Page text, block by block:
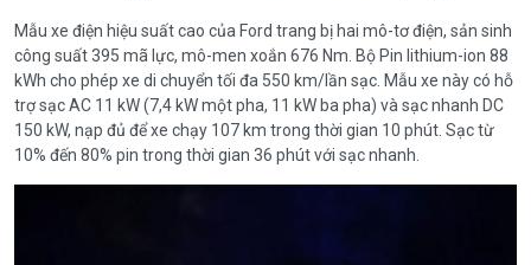
Mẫu xe điện hiệu suất cao của Ford trang bị hai mô-tơ điện, sản sinh
công suất 395 mã lực, mô-men xoắn 676 Nm. Bộ Pin lithium-ion 88
kWh cho phép xe di chuyển tối đa 550 km/lần sạc. Mẫu xe này có hỗ
trợ sạc AC 11 kW (7,4 kW một pha, 11 kW ba pha) và sạc nhanh DC
150 kW, nạp đủ để xe chạy 107 km trong thời gian 10 phút. Sạc từ
10% đến 80% pin trong thời gian 36 phút với sạc nhanh.